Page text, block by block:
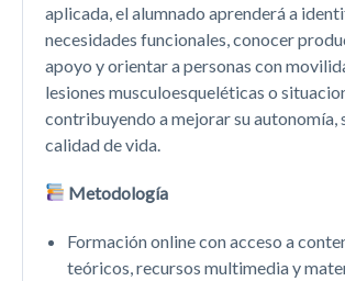
aplicada, el alumnado aprenderá a
necesidades funcionales, conocer
apoyo y orientar a personas con
lesiones musculoesqueléticas o
contribuyendo a mejorar su autonomía,
calidad de vida.
Metodología
Formación online con acceso a
teóricos, recursos multimedia y